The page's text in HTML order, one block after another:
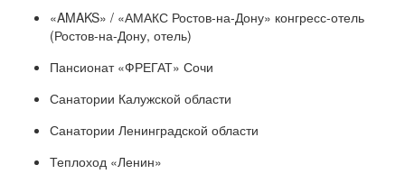
«AMAKS» / «АМАКС Ростов-на-Дону» конгресс-отель
(Ростов-на-Дону, отель)
Пансионат «ФРЕГАТ» Сочи
Санатории Калужской области
Санатории Ленинградской области
Теплоход «Ленин»